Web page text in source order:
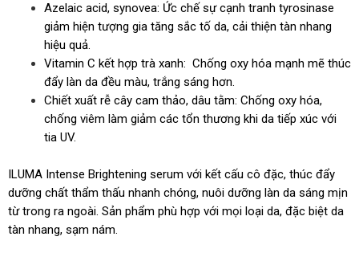
Azelaic acid, synovea: Ức chế sự cạnh tranh tyrosinase
giảm hiện tượng gia tăng sắc tố da, cải thiện tàn nhang
hiệu quả.
Vitamin C kết hợp trà xanh: Chống oxy hóa mạnh mẽ thúc
đẩy làn da đều màu, trắng sáng hơn.
Chiết xuất rễ cây cam thảo, dâu tằm: Chống oxy hóa,
chống viêm làm giảm các tổn thương khi da tiếp xúc với
tia UV.
ILUMA Intense Brightening serum với kết cấu cô đặc, thúc đẩy
dưỡng chất thẩm thấu nhanh chóng, nuôi dưỡng làn da sáng mịn
từ trong ra ngoài. Sản phẩm phù hợp với mọi loại da, đặc biệt da
tàn nhang, sạm nám.